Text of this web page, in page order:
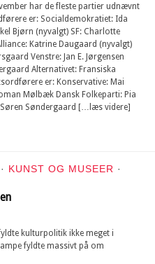
har de fleste partier udnævnt
er: Socialdemokratiet: Ida
Bjørn (nyvalgt) SF: Charlotte
Katrine Daugaard (nyvalgt)
Venstre: Jan E. Jørgensen
Alternativet: Fransiska
er: Konservative: Mai
Mølbæk Dansk Folkeparti: Pia
Søndergaard […læs videre]
· KUNST OG MUSEER ·
kulturpolitik ikke meget i
fyldte massivt på om